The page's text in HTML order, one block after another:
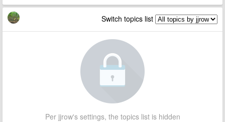
Switch topics list
Per jjrow's settings, the topics list is hidden